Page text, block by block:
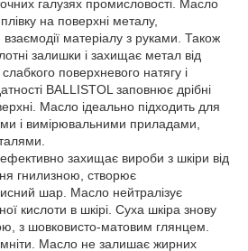
галузях промисловості. Масло
на поверхні металу,
взаємодії матеріалу з руками. Також
залишки і захищає метал від
поверхневого натягу і
BALLISTOL заповнює дрібні
Масло ідеально підходить для
і вимірювальними приладами,
захищає вироби з шкіри від
гнилизною, створює
шар. Масло нейтралізує
кислоти в шкірі. Суха шкіра знову
з шовковисто-матовим глянцем.
Масло не залишає жирних